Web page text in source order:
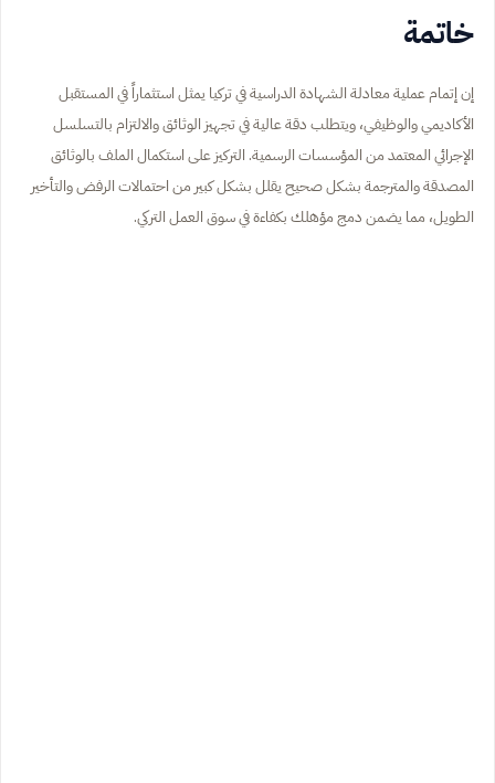
خاتمة
إن إتمام عملية معادلة الشهادة الدراسية في تركيا يمثل استثماراً في المستقبل
الأكاديمي والوظيفي، ويتطلب دقة عالية في تجهيز الوثائق والالتزام بالتسلسل
الإجرائي المعتمد من المؤسسات الرسمية. التركيز على استكمال الملف بالوثائق
المصدقة والمترجمة بشكل صحيح يقلل بشكل كبير من احتمالات الرفض والتأخير
الطويل، مما يضمن دمج مؤهلك بكفاءة في سوق العمل التركي.